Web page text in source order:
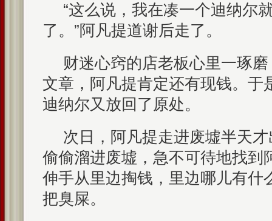
“这么说，我在凑一个迪纳尔
了。”阿凡提道谢后走了。
财迷心窍的店老板心里一琢
文章，阿凡提肯定还有现钱。于
迪纳尔又放回了原处。
次日，阿凡提走进废墟半天
偷偷溜进废墟，急不可待地找到
伸手从里边掏钱，里边哪儿有什
把臭屎。